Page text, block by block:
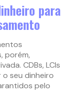
para
porém,
CDBs, LCIs
seu dinheiro
pelo